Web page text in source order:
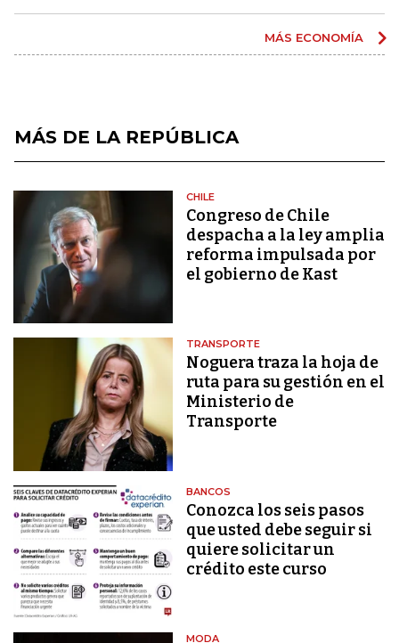
MÁS ECONOMÍA
MÁS DE LA REPÚBLICA
CHILE
Congreso de Chile
despacha a la ley amplia
reforma impulsada por
el gobierno de Kast
TRANSPORTE
Noguera traza la hoja de
ruta para su gestión en el
Ministerio de
Transporte
BANCOS
Conozca los seis pasos
que usted debe seguir si
quiere solicitar un
crédito este curso
MODA